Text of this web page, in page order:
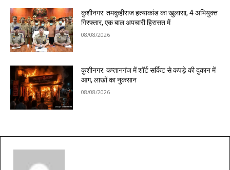
कुशीनगर: तमकुहीराज हत्याकांड का खुलासा, 4 अभियुक्त
गिरफ्तार, एक बाल अपचारी हिरासत में
08/08/2026
कुशीनगर: कप्तानगंज में शॉर्ट सर्किट से कपड़े की दुकान में
आग, लाखों का नुकसान
08/08/2026